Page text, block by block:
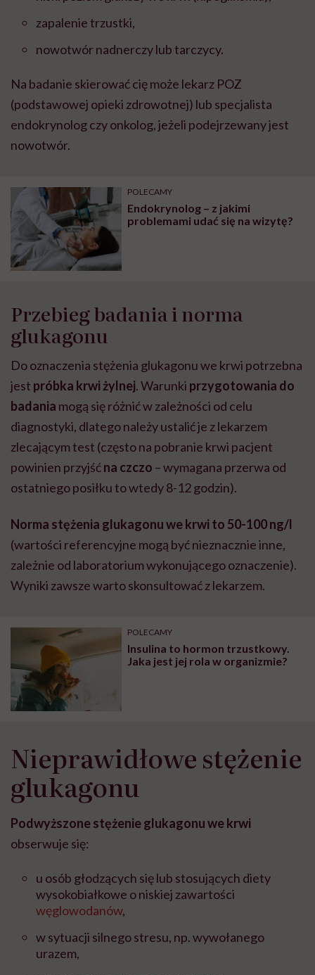
zapalenie trzustki,
nowotwór nadnerczy lub tarczycy.
Na badanie skierować cię może lekarz POZ
(podstawowej opieki zdrowotnej) lub specjalista
endokrynolog czy onkolog, jeżeli podejrzewany jest
nowotwór.
POLECAMY
Endokrynolog – z jakimi
problemami udać się na wizytę?
Przebieg badania i norma
glukagonu
Do oznaczenia stężenia glukagonu we krwi potrzebna
jest próbka krwi żylnej. Warunki przygotowania do
badania mogą się różnić w zależności od celu
diagnostyki, dlatego należy ustalić je z lekarzem
zlecającym test (często na pobranie krwi pacjent
powinien przyjśćna czczo – wymagana przerwa od
ostatniego posiłku to wtedy 8-12 godzin).
Norma stężenia glukagonu we krwi to 50-100 ng/l
(wartości referencyjne mogą być nieznacznie inne,
zależnie od laboratorium wykonującego oznaczenie).
Wyniki zawsze warto skonsultować z lekarzem.
POLECAMY
Insulina to hormon trzustkowy.
Jaka jest jej rola w organizmie?
Nieprawidłowe stężenie
glukagonu
Podwyższone stężenie glukagonu we krwi
obserwuje się:
u osób głodzących się lub stosujących diety
wysokobiałkowe o niskiej zawartości
węglowodanów,
w sytuacji silnego stresu, np. wywołanego
urazem,